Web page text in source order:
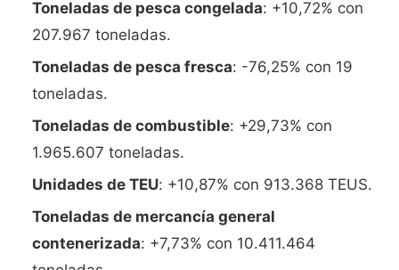
Toneladas de pesca congelada: +10,72% con
207.967 toneladas.
Toneladas de pesca fresca: -76,25% con 19
toneladas.
Toneladas de combustible: +29,73% con
1.965.607 toneladas.
Unidades de TEU: +10,87% con 913.368 TEUS.
Toneladas de mercancía general
contenerizada: +7,73% con 10.411.464